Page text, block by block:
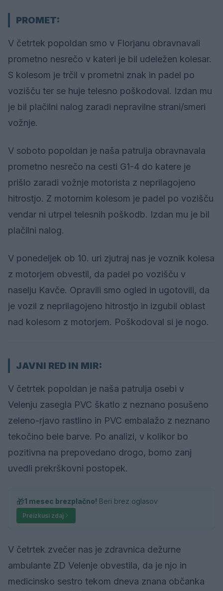
PROMET:
V četrtek popoldan smo v Florjanu obravnavali
prometno nesrečo v kateri je bil udeležen kolesar.
S kolesom je trčil v prometni znak in padel po
vozišču ter se huje telesno poškodoval. Izdan mu
je bil plačilni nalog zaradi nepravilne strani/smeri
vožnje.
V soboto popoldan je naša patrulja obravnavala
prometno nesrečo na cesti G1-4 do katere je
prišlo zaradi vožnje motorista z neprilagojeno
hitrostjo. Z motornim kolesom je padel po vozišču
vendar ni utrpel telesnih poškodb. Izdan mu je bil
plačilni nalog.
V ponedeljek ob 10. uri zjutraj nas je voznik kolesa
z motorjem obvestil, da padel po vozišču v
naselju Kavče. Opravili smo ogled in ugotovili, da
je vozil z neprilagojeno hitrostjo in izgubil oblast
nad kolesom z motorjem. Poškodoval si je nogo.
JAVNI RED IN MIR:
V četrtek popoldan je naša patrulja osebi v
Velenju zasegla PVC škatlo z neznano posušeno
zeleno-rjavo rastlino in PVC embalažo z neznano
tekočino bele barve. Po analizi, v kolikor bo
pozitivna na prepovedano drogo, bomo zanj
uvedli prekrškovni postopek.
🎁1 mesec brezplačno! Beri brez oglasov
Preizkusi zdaj
V četrtek zvečer nas je zdravnica dežurne
ambulante ZD Velenje obvestila, da je njo in
medicinsko sestro tekom dneva znana občanka